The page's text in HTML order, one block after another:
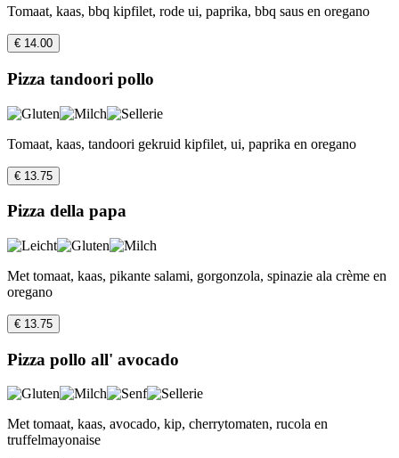
Tomaat, kaas, bbq kipfilet, rode ui, paprika, bbq saus en oregano
€ 14.00
Pizza tandoori pollo
Tomaat, kaas, tandoori gekruid kipfilet, ui, paprika en oregano
€ 13.75
Pizza della papa
Met tomaat, kaas, pikante salami, gorgonzola, spinazie ala crème en
oregano
€ 13.75
Pizza pollo all' avocado
Met tomaat, kaas, avocado, kip, cherrytomaten, rucola en
truffelmayonaise